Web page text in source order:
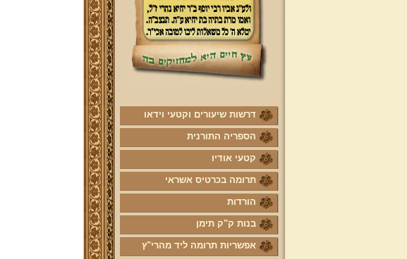
דרשות שיעורים וקטעי וידאו
הספריה התורנית
קטעי אודיו
תרומה בכרטיס אשראי
הורדות
בנות ק"ק תימן
אפשריות תרומה ליד מהרי"ץ